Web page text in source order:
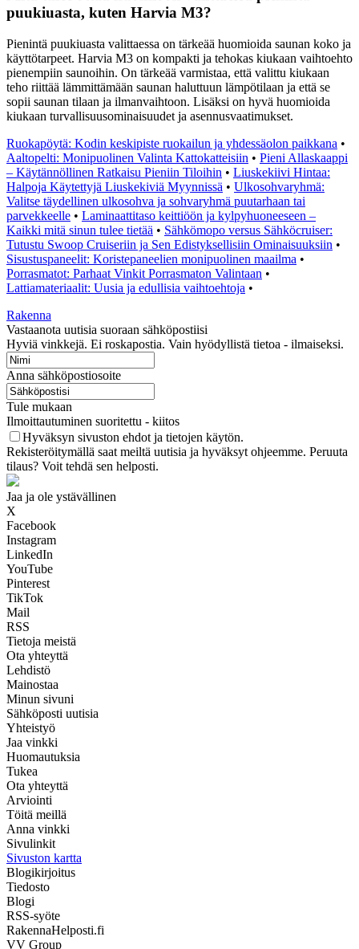
puukiuasta, kuten Harvia M3?
Pienintä puukiuasta valittaessa on tärkeää huomioida saunan koko ja
käyttötarpeet. Harvia M3 on kompakti ja tehokas kiukaan vaihtoehto
pienempiin saunoihin. On tärkeää varmistaa, että valittu kiukaan
teho riittää lämmittämään saunan haluttuun lämpötilaan ja että se
sopii saunan tilaan ja ilmanvaihtoon. Lisäksi on hyvä huomioida
kiukaan turvallisuusominaisuudet ja asennusvaatimukset.
Ruokapöytä: Kodin keskipiste ruokailun ja yhdessäolon paikkana •
Aaltopelti: Monipuolinen Valinta Kattokatteisiin • Pieni Allaskaappi
– Käytännöllinen Ratkaisu Pieniin Tiloihin • Liuskekiivi Hintaa:
Halpoja Käytettyjä Liuskekiviä Myynnissä • Ulkosohvaryhmä:
Valitse täydellinen ulkosohva ja sohvaryhmä puutarhaan tai
parvekkeelle • Laminaattitaso keittiöön ja kylpyhuoneeseen –
Kaikki mitä sinun tulee tietää • Sähkömopo versus Sähköcruiser:
Tutustu Swoop Cruiseriin ja Sen Edistyksellisiin Ominaisuuksiin •
Sisustuspaneelit: Koristepaneelien monipuolinen maailma •
Porrasmatot: Parhaat Vinkit Porrasmaton Valintaan •
Lattiamateriaalit: Uusia ja edullisia vaihtoehtoja •
Rakenna
Vastaanota uutisia suoraan sähköpostiisi
Hyviä vinkkejä. Ei roskapostia. Vain hyödyllistä tietoa - ilmaiseksi.
Anna sähköpostiosoite
Tule mukaan
Ilmoittautuminen suoritettu - kiitos
Hyväksyn sivuston ehdot ja tietojen käytön.
Rekisteröitymällä saat meiltä uutisia ja hyväksyt ohjeemme. Peruuta
tilaus? Voit tehdä sen helposti.
Jaa ja ole ystävällinen
X
Facebook
Instagram
LinkedIn
YouTube
Pinterest
TikTok
Mail
RSS
Tietoja meistä
Ota yhteyttä
Lehdistö
Mainostaa
Minun sivuni
Sähköposti uutisia
Yhteistyö
Jaa vinkki
Huomautuksia
Tukea
Ota yhteyttä
Arviointi
Töitä meillä
Anna vinkki
Sivulinkit
Sivuston kartta
Blogikirjoitus
Tiedosto
Blogi
RSS-syöte
RakennaHelposti.fi
VV Group